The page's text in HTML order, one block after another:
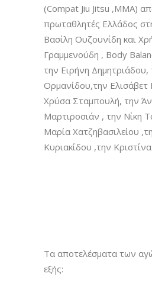
(Compat Jiu Jitsu ,MMA)
πρωταθλητές Ελλάδος
Βασίλη Ουζουνίδη και
Γραμμενούδη , Body
την Ειρήνη Δημητριάδου,
Ορμανίδου,την Ελισάβετ
Χρύσα Σταμπουλή, την
Μαρτιροσιάν , την Νίκη
Μαρία Χατζηβασιλείου
Κυριακίδου ,την
Τα αποτελέσματα των
εξής: